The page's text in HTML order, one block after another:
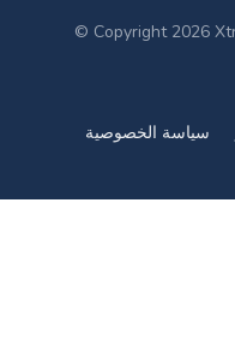
© Copyright 2026
سياسة الخصوصية